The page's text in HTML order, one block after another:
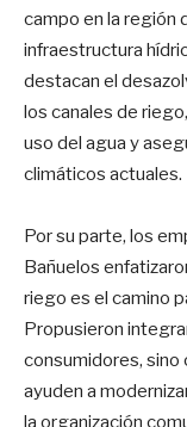
campo en la región
infraestructura
destacan el
los canales de
uso del agua y
climáticos actuales.
Por su parte, los
Bañuelos
riego es el camino
Propusieron
consumidores,
ayuden a
la organización